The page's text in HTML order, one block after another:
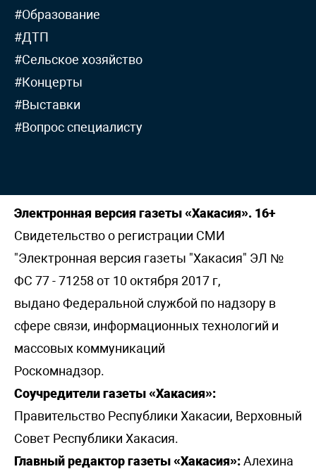
#Образование
#ДТП
#Сельское хозяйство
#Концерты
#Выставки
#Вопрос специалисту
Электронная версия газеты «Хакасия». 16+
Свидетельство о регистрации СМИ
"Электронная версия газеты "Хакасия" ЭЛ №
ФС 77 - 71258 от 10 октября 2017 г,
выдано Федеральной службой по надзору в
сфере связи, информационных технологий и
массовых коммуникаций
Роскомнадзор.
Соучредители газеты «Хакасия»:
Правительство Республики Хакасии, Верховный
Совет Республики Хакасия.
Главный редактор газеты «Хакасия»:Алехина